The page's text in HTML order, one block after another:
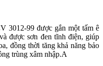
3012-99 được gắn một tấm ê
được sơn đen tĩnh điện, giúp
đồng thời tăng khả năng bảo
trùng xâm nhập.A